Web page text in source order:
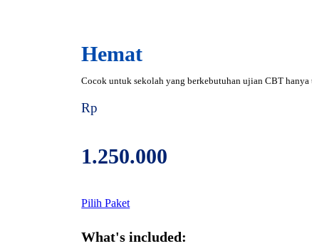
Hemat
Cocok untuk sekolah yang berkebutuhan ujian CBT hanya
Rp
1.250.000
Pilih Paket
What's included: